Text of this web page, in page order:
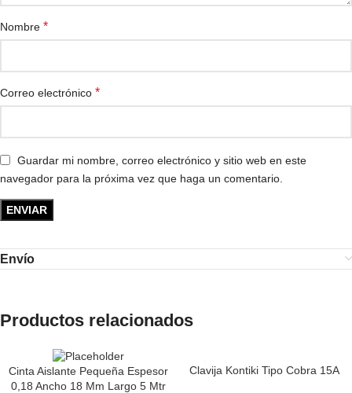
Nombre *
Correo electrónico *
Guardar mi nombre, correo electrónico y sitio web en este
navegador para la próxima vez que haga un comentario.
Envío
Productos relacionados
Cinta Aislante Pequeña Espesor
0,18 Ancho 18 Mm Largo 5 Mtr
Clavija Kontiki Tipo Cobra 15A